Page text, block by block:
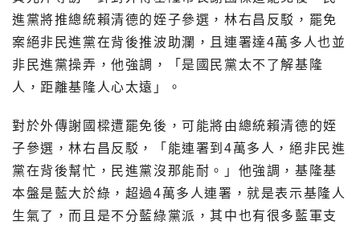
進黨將推總統賴清德的姪子參選，林右昌反駁，罷免
案絕非民進黨在背後推波助瀾，且連署達4萬多人也並
非民進黨操弄，他強調，「是國民黨太不了解基隆
人，距離基隆人心太遠」。
對於外傳謝國樑遭罷免後，可能將由總統賴清德的姪
子參選，林右昌反駁，「能連署到4萬多人，絕非民進
黨在背後幫忙，民進黨沒那能耐。」他強調，基隆基
本盤是藍大於綠，超過4萬多人連署，就是表示基隆人
生氣了，而且是不分藍綠黨派，其中也有很多藍軍支